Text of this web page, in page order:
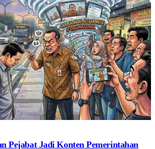
Pejabat Jadi Konten Pemerintahan